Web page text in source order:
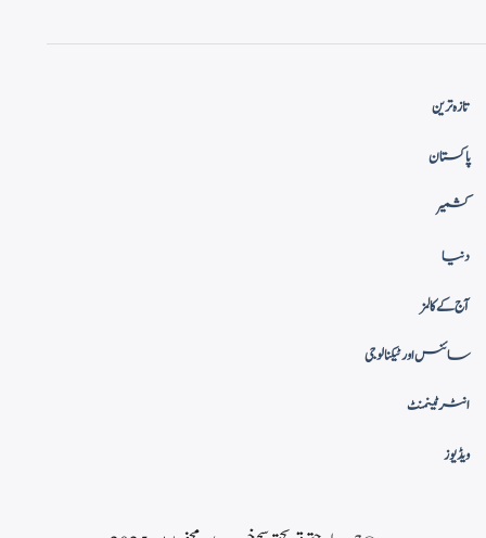
تازہ ترین
پاکستان
کشمیر
دنیا
آج کے کالمز
سائنس اور ٹیکنالوجی
انٹرٹینمنٹ
ویڈیوز